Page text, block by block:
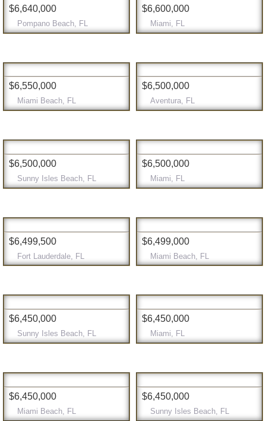
$6,640,000
Pompano Beach, FL
$6,600,000
Miami, FL
$6,550,000
Miami Beach, FL
$6,500,000
Aventura, FL
$6,500,000
Sunny Isles Beach, FL
$6,500,000
Miami, FL
$6,499,500
Fort Lauderdale, FL
$6,499,000
Miami Beach, FL
$6,450,000
Sunny Isles Beach, FL
$6,450,000
Miami, FL
$6,450,000
Miami Beach, FL
$6,450,000
Sunny Isles Beach, FL